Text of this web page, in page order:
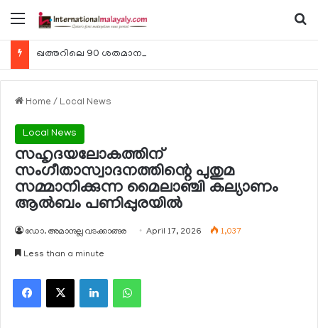
Menu
Home / Local News
Local News
സഹൃദയലോകത്തിന്
സംഗീതാസ്വാദനത്തിന്റെ പുതുമ
സമ്മാനിക്കുന്ന മൈലാഞ്ചി കല്യാണം
ആല്‍ബം പണിപ്പുരയില്‍
ഡോ. അമാനുല്ല വടക്കാങ്ങര April 17, 2026 1,037
Less than a minute
Facebook
X LinkedInWhatsApp